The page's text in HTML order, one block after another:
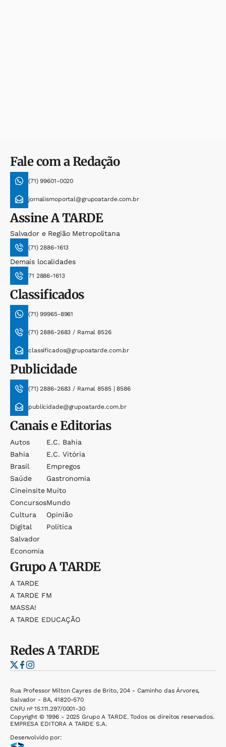
Fale com a Redação
(71) 99601-0020
jornalismoportal@grupoatarde.com.br
AssineA TARDE
Salvador e Região Metropolitana
(71) 2886-1613
Demais localidades
71 2886-1613
Classificados
(71) 99965-8961
(71) 2886-2683 / Ramal 8526
classificados@grupoatarde.com.br
Publicidade
(71) 2886-2683 / Ramal 8585 | 8586
publicidade@grupoatarde.com.br
Canais e Editorias
Autos
Bahia
Brasil
Saúde
Cineinsite
Concursos
Cultura
Digital
Salvador
Economia
E.c. Bahia
E.c. Vitória
Empregos
Gastronomia
Muito
Mundo
Opinião
Política
GrupoA TARDE
A TARDE
A TARDE FM
MASSA!
A TARDE EDUCAÇÃO
RedesA TARDE
Rua Professor Milton Cayres de Brito, 204 - Caminho das Árvores,
Salvador - BA, 41820-570
CNPJ nº 15.111.297/0001-30
Copyright © 1996 - 2025 Grupo A TARDE. Todos os direitos reservados.
EMPRESA EDITORA A TARDE S.A.
Desenvolvido por: